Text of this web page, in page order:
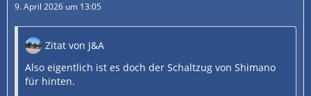
9. April 2026 um 13:05
Zitat von J&A
Also eigentlich ist es doch der Schaltzug von Shimano
für hinten.